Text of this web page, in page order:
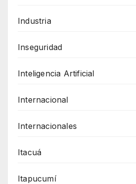
Industria
Inseguridad
Inteligencia Artificial
Internacional
Internacionales
Itacuá
Itapucumí